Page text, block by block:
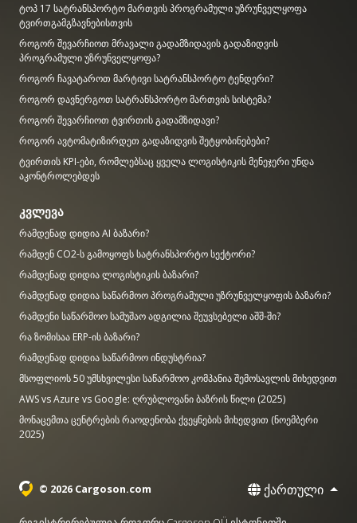
ტოპ 17 სატრანსპორტო მართვის პროგრამული უზრუნველყოფა
ტვირთგამგზავნებისთვის
როგორ შევარჩიოთ მრავალი გადამზიდავის გადაზიდვის
პროგრამული უზრუნველყოფა?
როგორ ჩავატაროთ მარტივი სატრანსპორტო ტენდერი?
როგორ დავნერგოთ სატრანსპორტო მართვის სისტემა?
როგორ შევარჩიოთ ტვირთის გადამზიდავი?
როგორ ავტომატიზირდეთ გადაზიდვის შეტყობინებები?
ტვირთის KPI-ები, რომლებსაც ყველა ლოგისტიკის მენეჯერი უნდა
აკონტროლებდეს
კვლევა
რამდენად დიდია AI ბაზარი?
რამდენ CO2-ს გამოყოფს სატრანსპორტო სექტორი?
რამდენად დიდია ლოგისტიკის ბაზარი?
რამდენად დიდია საწარმოო პროგრამული უზრუნველყოფის ბაზარი?
რამდენი საწარმოო სამუშაო ადგილია შეუვსებელი აშშ-ში?
რა ზომისაა ERP-ის ბაზარი?
რამდენად დიდია საწარმოო ინდუსტრია?
მსოფლიოს 50 უმსხვილესი საწარმოო კომპანია შემოსავლის მიხედვით
AWS vs Azure vs Google: ღრუბლოვანი ბაზრის წილი (2025)
მონაცემთა ცენტრების რაოდენობა ქვეყნების მიხედვით (ნოემბერი
2025)
© 2026 Cargoson.com ქართული